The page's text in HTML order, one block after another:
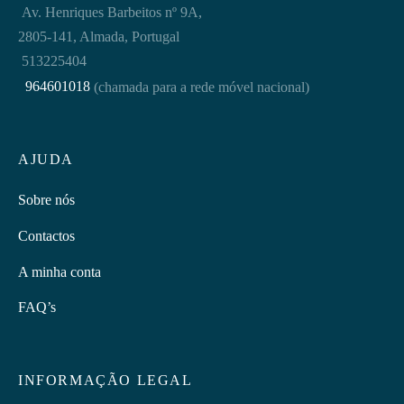
AJUDA
Sobre nós
Contactos
A minha conta
FAQ’s
INFORMAÇÃO LEGAL
Av. Henriques Barbeitos nº 9A,
2805-141, Almada, Portugal
513225404
964601018 (chamada para a rede móvel nacional)